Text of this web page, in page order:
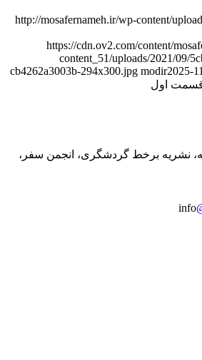
http://mosafernameh.ir/wp-content/
https://cdn.ov2.com/content/
content_51/uploads/2021/09/
cb4262a3003b-294x300.jpg modir2025-
اول
نشریه برخط گردشگری، انجمن سفر،